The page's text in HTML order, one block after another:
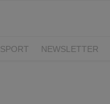
SPORT NEWSLETTER